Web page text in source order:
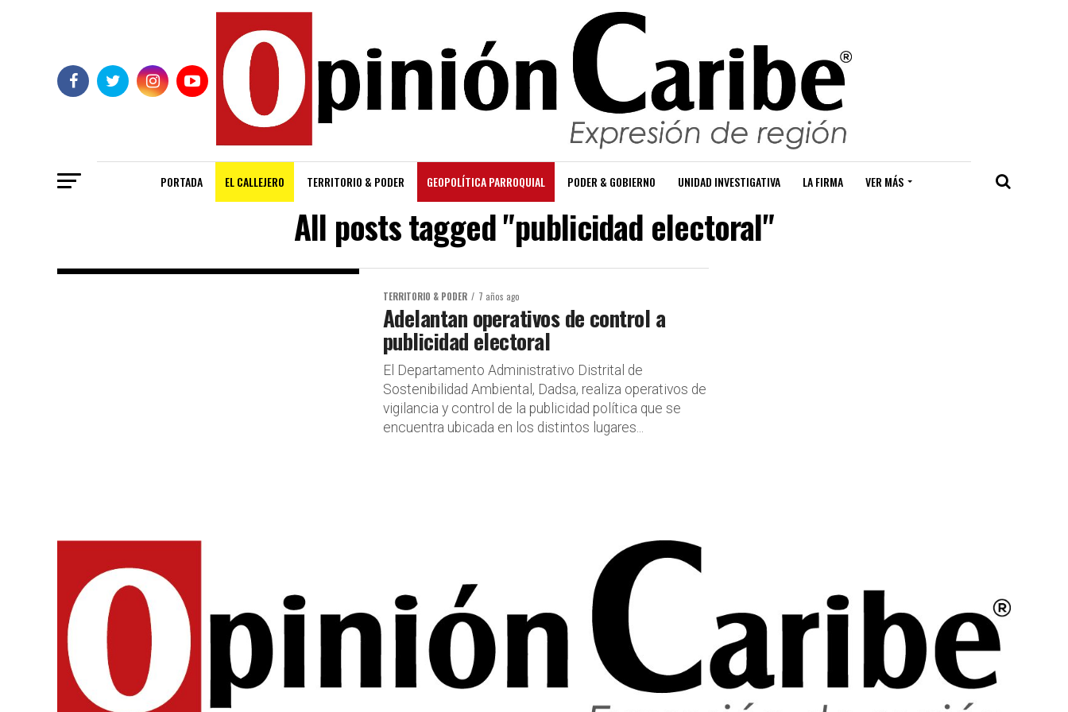
PORTADA EL CALLEJERO TERRITORIO & PODER GEOPOLÍTICA PARROQUIAL PODER & GOBIERNO UNIDAD INVESTIGATIVA LA FIRMA VER MÁS
All posts tagged "publicidad electoral"
TERRITORIO & PODER 7 años ago
Adelantan operativos de control a
publicidad electoral
El Departamento Administrativo Distrital de
Sostenibilidad Ambiental, Dadsa, realiza operativos de
vigilancia y control de la publicidad política que se
encuentra ubicada en los distintos lugares...